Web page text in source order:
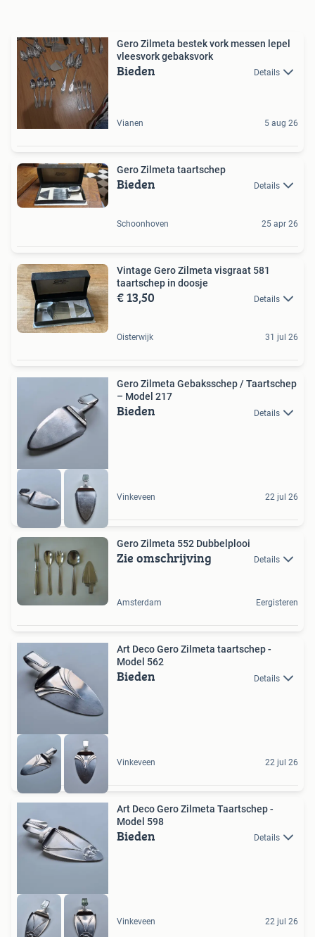
Gero Zilmeta bestek vork messen lepel
vleesvork gebaksvork
Bieden Details
Vianen 5 aug 26
Gero Zilmeta taartschep
Bieden Details
Schoonhoven 25 apr 26
Vintage Gero Zilmeta visgraat 581
taartschep in doosje
€ 13,50 Details
Oisterwijk 31 jul 26
Gero Zilmeta Gebaksschep / Taartschep
– Model 217
Bieden Details
Vinkeveen 22 jul 26
Gero Zilmeta 552 Dubbelplooi
Zie omschrijving Details
Amsterdam Eergisteren
Art Deco Gero Zilmeta taartschep -
Model 562
Bieden Details
Vinkeveen 22 jul 26
Art Deco Gero Zilmeta Taartschep -
Model 598
Bieden Details
Vinkeveen 22 jul 26